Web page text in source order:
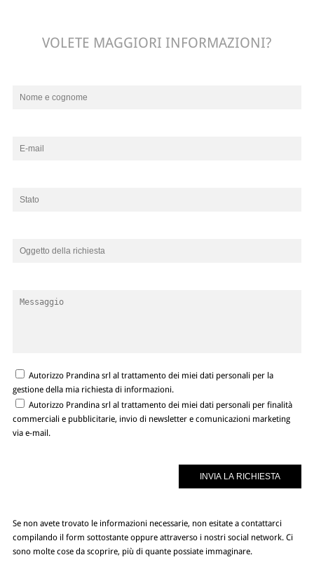
VOLETE MAGGIORI INFORMAZIONI?
Autorizzo Prandina srl al trattamento dei miei dati personali per la
gestione della mia richiesta di informazioni.
Autorizzo Prandina srl al trattamento dei miei dati personali per finalità
commerciali e pubblicitarie, invio di newsletter e comunicazioni marketing
via e-mail.
Se non avete trovato le informazioni necessarie, non esitate a contattarci
compilando il form sottostante oppure attraverso i nostri social network. Ci
sono molte cose da scoprire, più di quante possiate immaginare.